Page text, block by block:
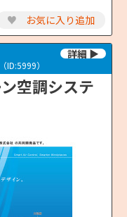
♥ お気に入り追加
（ID:5999）
空調システ